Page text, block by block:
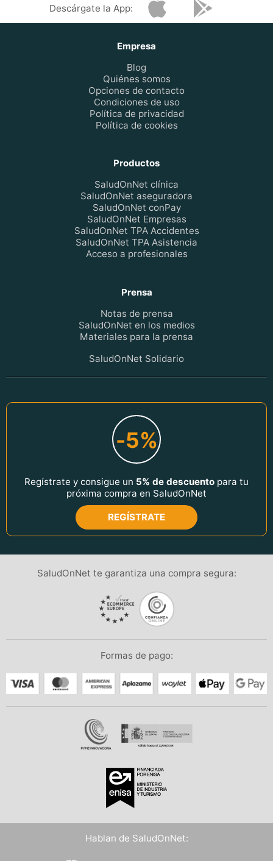
Descárgate la App:
Empresa
Blog
Quiénes somos
Opciones de contacto
Condiciones de uso
Política de privacidad
Política de cookies
Productos
SaludOnNet clínica
SaludOnNet aseguradora
SaludOnNet conPay
SaludOnNet Empresas
SaludOnNet TPA Accidentes
SaludOnNet TPA Asistencia
Acceso a profesionales
Prensa
Notas de prensa
SaludOnNet en los medios
Materiales para la prensa
SaludOnNet Solidario
-5%
Regístrate y consigue un 5% de descuento para tu
próxima compra en SaludOnNet
REGÍSTRATE
SaludOnNet te garantiza una compra segura:
Formas de pago:
Hablan de SaludOnNet: